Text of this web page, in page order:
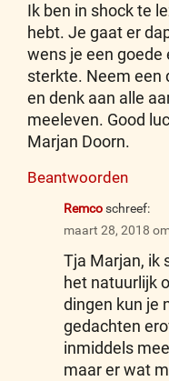
Ik ben in shock te
hebt. Je gaat er
wens je een goede
sterkte. Neem een
en denk aan alle
meeleven. Good
Marjan Doorn.
Beantwoorden
Remcoschreef:
maart 28, 2018
Tja Marjan, ik
het natuurlijk
dingen kun je
gedachten
inmiddels
maar er wat